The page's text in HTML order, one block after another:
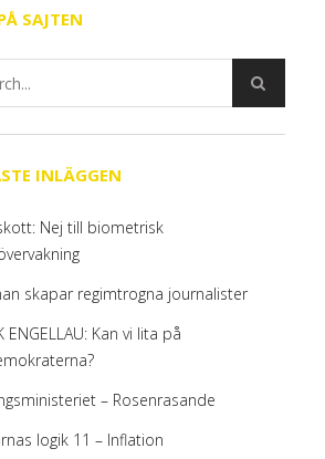
SAJTEN
INLÄGGEN
Nej till biometrisk
skapar regimtrogna journalister
ENGELLAU: Kan vi lita på
– Rosenrasande
logik 11 – Inflation